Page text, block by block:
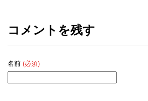
コメントを残す
名前 (必須)